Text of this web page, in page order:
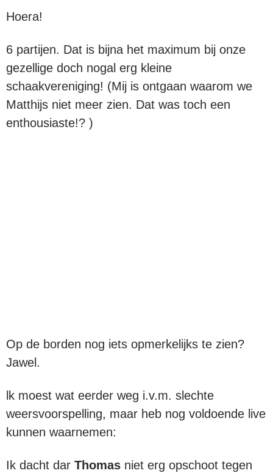
Hoera!
6 partijen. Dat is bijna het maximum bij onze
gezellige doch nogal erg kleine
schaakvereniging! (Mij is ontgaan waarom we
Matthijs niet meer zien. Dat was toch een
enthousiaste!? )
Op de borden nog iets opmerkelijks te zien?
Jawel.
lk moest wat eerder weg i.v.m. slechte
weersvoorspelling, maar heb nog voldoende live
kunnen waarnemen:
Ik dacht dar Thomas niet erg opschoot tegen